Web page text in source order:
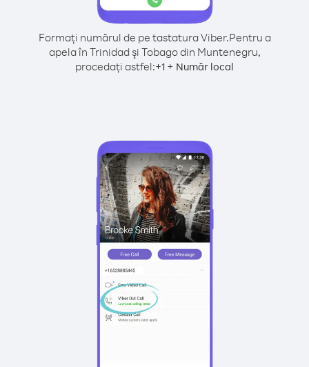
Formați numărul de pe tastatura Viber.Pentru a
apela în Trinidad şi Tobago din Muntenegru,
procedați astfel:+1 + Număr local